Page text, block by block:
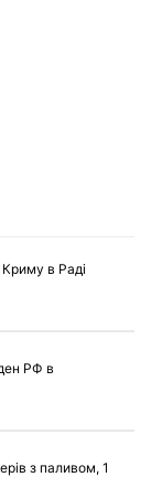
в Раді
РФ в
з паливом, 1